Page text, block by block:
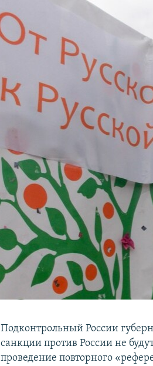
Подконтрольный России
санкции против России не
проведение повторного